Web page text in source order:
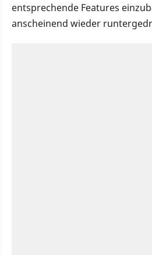
entsprechende Features
anscheinend wieder